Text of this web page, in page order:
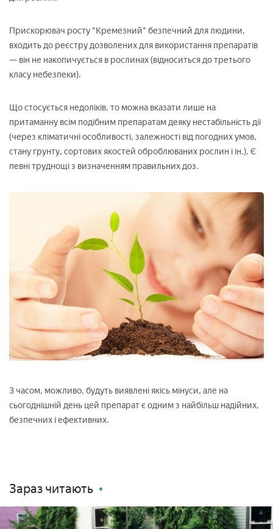
Прискорювач росту "Кремезний" безпечний для людини,
входить до реєстру дозволених для використання препаратів
— він не накопичується в рослинах (відноситься до третього
класу небезпеки).
Що стосується недоліків, то можна вказати лише на
притаманну всім подібним препаратам деяку нестабільність дії
(через кліматичні особливості, залежності від погодних умов,
стану грунту, сортових якостей оброблюваних рослин і ін.). Є
певні труднощі з визначенням правильних доз.
З часом, можливо, будуть виявлені якісь мінуси, але на
сьогоднішній день цей препарат є одним з найбільш надійних,
безпечних і ефективних.
Зараз читають